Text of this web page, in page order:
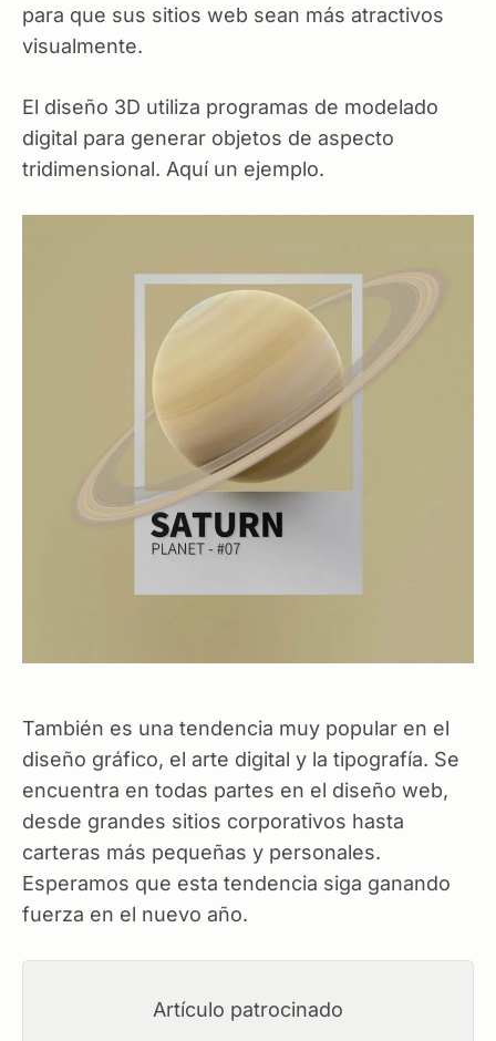
para que sus sitios web sean más atractivos
visualmente.
El diseño 3D utiliza programas de modelado
digital para generar objetos de aspecto
tridimensional. Aquí un ejemplo.
También es una tendencia muy popular en el
diseño gráfico, el arte digital y la tipografía. Se
encuentra en todas partes en el diseño web,
desde grandes sitios corporativos hasta
carteras más pequeñas y personales.
Esperamos que esta tendencia siga ganando
fuerza en el nuevo año.
Artículo patrocinado